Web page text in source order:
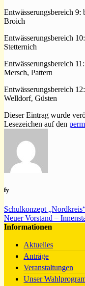
Entwässerungsbereich 9:
Broich
Entwässerungsbereich
Stetternich
Entwässerungsbereich
Mersch, Pattern
Entwässerungsbereich
Welldorf, Güsten
Dieser Eintrag wurde
Lesezeichen auf den
fy
Schulkonzept
Neuer Vorstand –
Informationen
Aktuelles
Anträge
Veranstaltungen
Unser